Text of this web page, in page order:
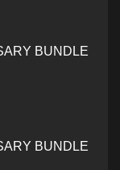
BUNDLE
BUNDLE